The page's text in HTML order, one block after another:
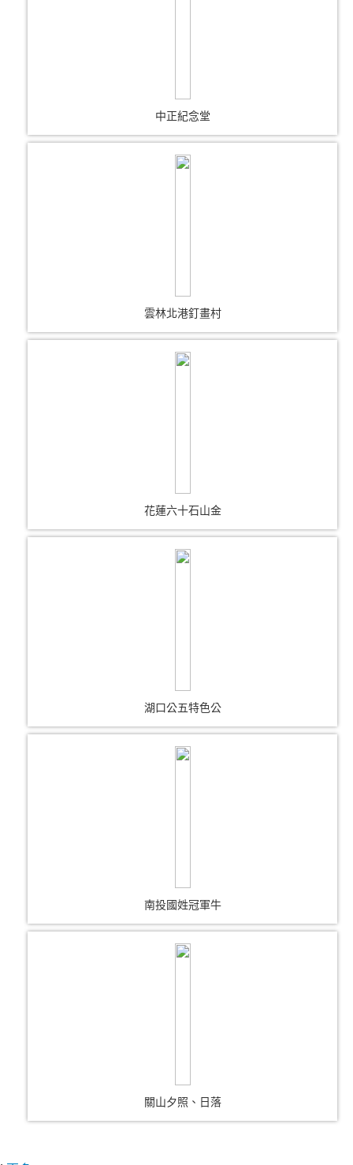
中正紀念堂
雲林北港釘畫村
花蓮六十石山金
湖口公五特色公
南投國姓冠軍牛
關山夕照、日落